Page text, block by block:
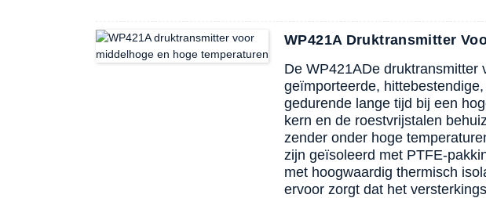
WP421A Druktransmitter
De WP421ADe druktransmitter
geïmporteerde,
gedurende lange tijd bij een
kern en de roestvrijstalen
zender onder hoge
zijn geïsoleerd met PTFE-
met hoogwaardig thermisch
ervoor zorgt dat het